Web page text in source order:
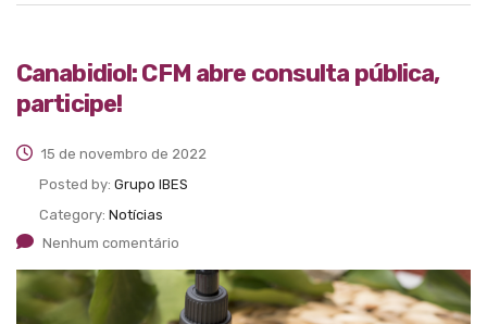
Canabidiol: CFM abre consulta pública,
participe!
15 de novembro de 2022
Posted by: Grupo IBES
Category: Notícias
Nenhum comentário